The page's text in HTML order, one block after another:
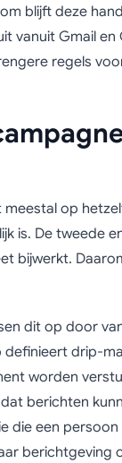
blijft deze
vanuit Gmail
regels
op
is. De tweede
bijwerkt.
dit op door
definieert drip-
worden
berichten
die een
berichtgeving